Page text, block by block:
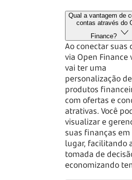
Qual a vantagem de
contas através do
Finance?
Ao conectar suas
via Open Finance
vai ter uma
personalização de
produtos
com ofertas e
atrativas. Você
visualizar e
suas finanças
lugar, facilitando
tomada de
economizando